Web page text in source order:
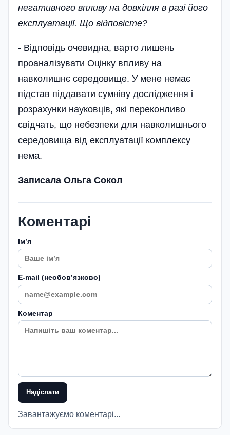
негативного впливу на довкілля в разі його
експлуатації. Що відповісте?
- Відповідь очевидна, варто лишень
проаналізувати Оцінк­у впливу на
навколишнє середовище. У мене немає
підстав піддавати сумніву дослідження і
розрахунки науков­ців, які переконливо
свідчать, що небезпеки для навколишнього
середовища від експлуатації комплексу
нема.
Записала Ольга Сокол
Коментарі
Імʼя
E-mail (необовʼязково)
Коментар
Надіслати
Завантажуємо коментарі...